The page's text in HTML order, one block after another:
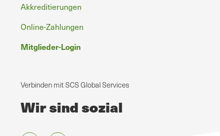
Akkreditierungen
Online-Zahlungen
Mitglieder-Login
Verbinden mit SCS Global Services
Wir sind sozial